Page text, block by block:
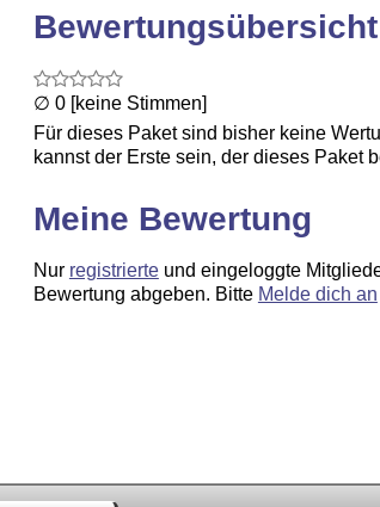
Bewertungsübersicht
∅ 0 [keine Stimmen]
Für dieses Paket sind bisher keine
kannst der Erste sein, der dieses Paket
Meine Bewertung
Nur registrierteund eingeloggte
Bewertung abgeben. Bitte Melde dich an